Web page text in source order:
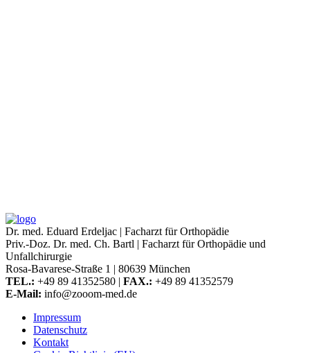
Dr. med. Eduard Erdeljac | Facharzt für Orthopädie
Priv.-Doz. Dr. med. Ch. Bartl | Facharzt für Orthopädie und
Unfallchirurgie
Rosa-Bavarese-Straße 1 | 80639 München
TEL.: +49 89 41352580 | FAX.: +49 89 41352579
E-Mail: info@zooom-med.de
Impressum
Datenschutz
Kontakt